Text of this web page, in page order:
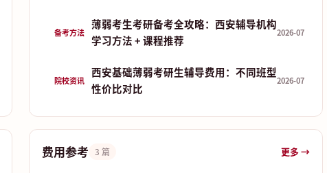
备考方法
薄弱考生考研备考全攻略：西安辅导机构
学习方法 + 课程推荐
2026-07
院校资讯
西安基础薄弱考研生辅导费用：不同班型
性价比对比
2026-07
费用参考 3 篇 更多 →